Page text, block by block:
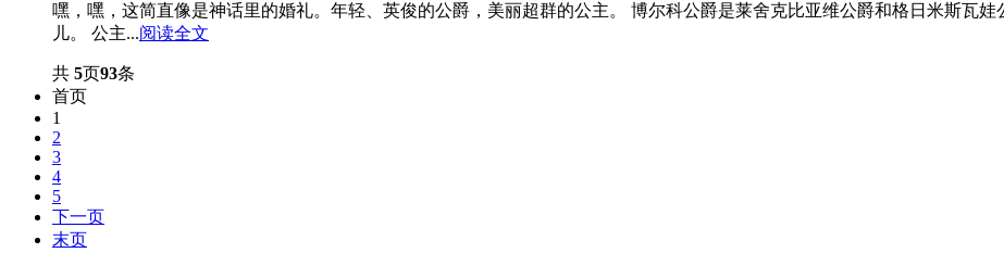
嘿，嘿，这简直像是神话里的婚礼。年轻、英俊的公爵，美丽超群的公主。 博尔科公爵是莱舍克比亚维公爵和格日米斯瓦
儿。 公主...阅读全文
共 5页93条
首页
1
2
3
4
5
下一页
末页